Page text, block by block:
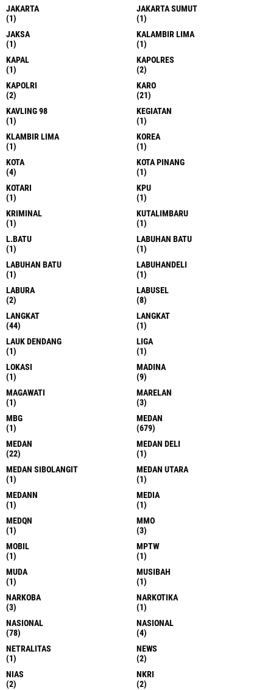
JAKARTA
(1)
JAKARTA SUMUT
(1)
JAKSA
(1)
KALAMBIR LIMA
(1)
KAPAL
(1)
KAPOLRES
(2)
KAPOLRI
(2)
KARO
(21)
KAVLING 98
(1)
KEGIATAN
(1)
KLAMBIR LIMA
(1)
KOREA
(1)
KOTA
(4)
KOTA PINANG
(1)
KOTARI
(1)
KPU
(1)
KRIMINAL
(1)
KUTALIMBARU
(1)
L.BATU
(1)
LABUHAN BATU
(1)
LABUHAN BATU
(1)
LABUHANDELI
(1)
LABURA
(2)
LABUSEL
(8)
LANGKAT
(44)
LANGKAT
(1)
LAUK DENDANG
(1)
LIGA
(1)
LOKASI
(1)
MADINA
(9)
MAGAWATI
(1)
MARELAN
(3)
MBG
(1)
MEDAN
(679)
MEDAN
(22)
MEDAN DELI
(1)
MEDAN SIBOLANGIT
(1)
MEDAN UTARA
(1)
MEDANN
(1)
MEDIA
(1)
MEDQN
(1)
MMO
(3)
MOBIL
(1)
MPTW
(1)
MUDA
(1)
MUSIBAH
(1)
NARKOBA
(3)
NARKOTIKA
(1)
NASIONAL
(78)
NASIONAL
(4)
NETRALITAS
(1)
NEWS
(2)
NIAS
(2)
NKRI
(2)